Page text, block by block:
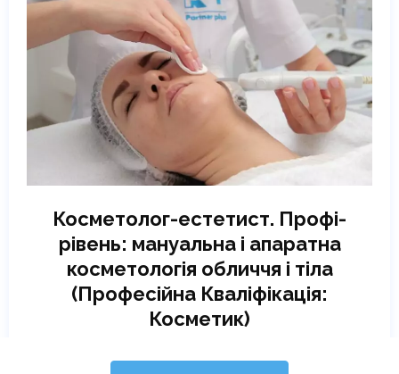
Косметолог-естетист. Профі-
рівень: мануальна і апаратна
косметологія обличчя і тіла
(Професійна Кваліфікація:
Косметик)